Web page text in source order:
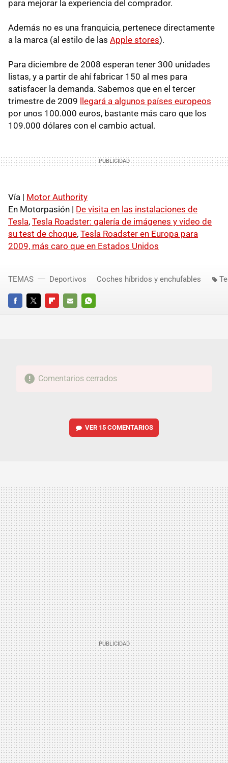
para mejorar la experiencia del comprador.
Además no es una franquicia, pertenece directamente
a la marca (al estilo de las Apple stores).
Para diciembre de 2008 esperan tener 300 unidades
listas, y a partir de ahí fabricar 150 al mes para
satisfacer la demanda. Sabemos que en el tercer
trimestre de 2009
llegará a algunos países europeos
por unos 100.000 euros, bastante más caro que los
109.000 dólares con el cambio actual.
Vía | Motor Authority
En Motorpasión | De visita en las instalaciones de
Tesla, Tesla Roadster: galería de imágenes y video de
su test de choque, Tesla Roadster en Europa para
2009, más caro que en Estados Unidos
FACEBOOKTWITTERFLIPBOARD
E-
WHATSAPP
TEMAS Deportivos Coches híbridos y enchufables
Comentarios cerrados
VER 15 COMENTARIOS